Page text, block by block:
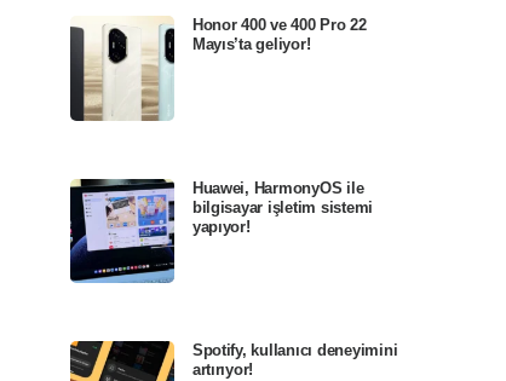
Honor 400 ve 400 Pro 22
Mayıs’ta geliyor!
Huawei, HarmonyOS ile
bilgisayar işletim sistemi
yapıyor!
Spotify, kullanıcı deneyimini
artırıyor!